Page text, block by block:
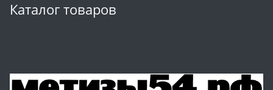
Каталог товаров